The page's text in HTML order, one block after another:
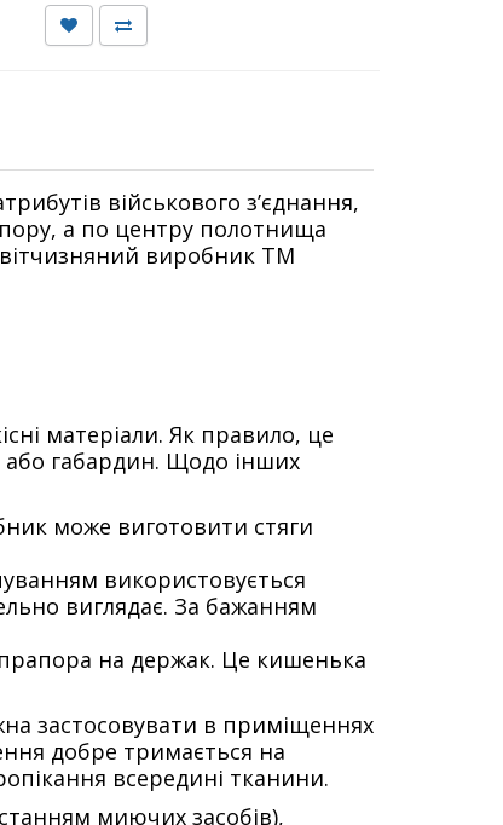
військового з’єднання,
а по центру полотнища
виробник ТМ
матеріали. Як правило, це
або габардин. Щодо інших
може виготовити стяги
використовується
виглядає. За бажанням
на держак. Це кишенька
застосовувати в приміщеннях
добре тримається на
всередині тканини.
миючих засобів),